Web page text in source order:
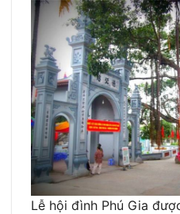
Lễ hội đình Phú Gia